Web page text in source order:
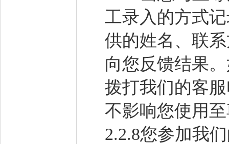
工录入的方式
供的姓名、联
向您反馈结果
拨打我们的客
不影响您使用
2.2.8您参加我